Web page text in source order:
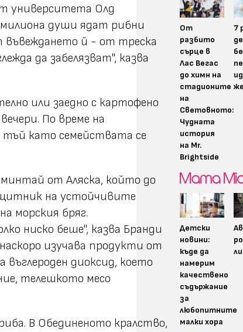
университета Олд
души ядат рибни
въвеждането й - от треска
да забелязват", казва
или заедно с картофено
По време на
тъй като семействата се
от Аляска, който до
на устойчивите
морския бряг.
ниско беше", казва Бранди
изучава продукти от
въглероден диоксид, което
телешкото месо
В Обединеното кралство,
От
разбито
сърце в
Лас Вегас
до химн на
стадионите
на
Световното:
Чудната
история
на Mr.
Brightside
7
Детски
новини:
къде да
намерим
качествено
съдържание
за
любопитните
малки хора